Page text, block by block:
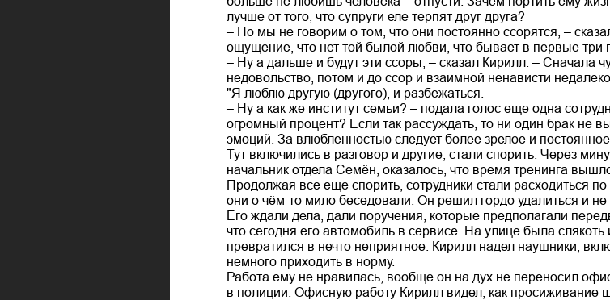
лучше от того, что супруги еле терпят друг друга?
– Но мы не говорим о том, что они постоянно ссорятся, –
ощущение, что нет той былой любви, что бывает в первые три
– Ну а дальше и будут эти ссоры, – сказал Кирилл. – Сначала
недовольство, потом и до ссор и взаимной ненависти
"Я люблю другую (другого), и разбежаться.
– Ну а как же институт семьи? – подала голос еще одна
огромный процент? Если так рассуждать, то ни один брак
эмоций. За влюблённостью следует более зрелое и
Тут включились в разговор и другие, стали спорить. Через
начальник отдела Семён, оказалось, что время тренинга
Продолжая всё еще спорить, сотрудники стали расходиться
они о чём-то мило беседовали. Он решил гордо удалиться и
Его ждали дела, дали поручения, которые предполагали
что сегодня его автомобиль в сервисе. На улице была слякоть
превратился в нечто неприятное. Кирилл надел наушники,
немного приходить в норму.
Работа ему не нравилась, вообще он на дух не переносил
в полиции. Офисную работу Кирилл видел, как просиживание